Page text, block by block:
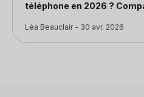
téléphone en 2026 ?
Léa Beauclair - 30 avr. 2026